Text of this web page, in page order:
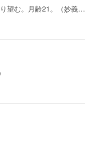
望む。月齢21。（妙義…